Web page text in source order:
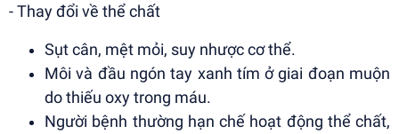
- Thay đổi về thể chất
Sụt cân, mệt mỏi, suy nhược cơ thể.
Môi và đầu ngón tay xanh tím ở giai đoạn muộn
do thiếu oxy trong máu.
Người bệnh thường hạn chế hoạt động thể chất,